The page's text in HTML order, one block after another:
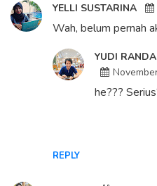
YELLI SUSTARINA
Wah, belum pernah
REPLY
YUDI RANDA
he???